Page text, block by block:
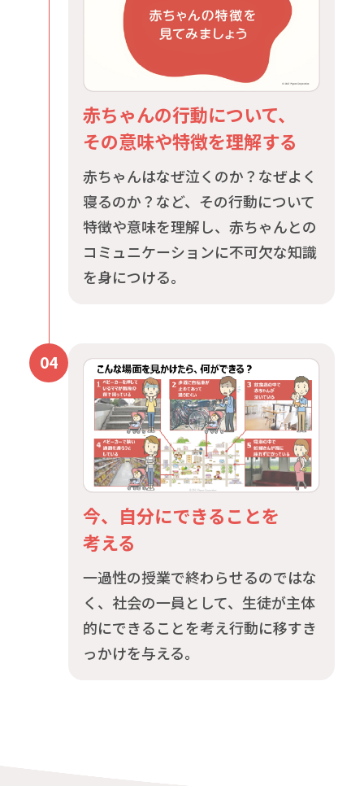
赤ちゃんの行動について、
その意味や特徴を理解する
赤ちゃんはなぜ泣くのか？なぜよく
寝るのか？など、その行動について
特徴や意味を理解し、赤ちゃんとの
コミュニケーションに不可欠な知識
を身につける。
04
今、自分にできることを
考える
一過性の授業で終わらせるのではな
く、社会の一員として、生徒が主体
的にできることを考え行動に移すき
っかけを与える。